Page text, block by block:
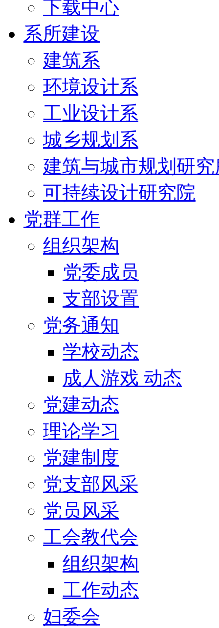
下载中心
系所建设
建筑系
环境设计系
工业设计系
城乡规划系
建筑与城市规划研究
可持续设计研究院
党群工作
组织架构
党委成员
支部设置
党务通知
学校动态
成人游戏 动态
党建动态
理论学习
党建制度
党支部风采
党员风采
工会教代会
组织架构
工作动态
妇委会